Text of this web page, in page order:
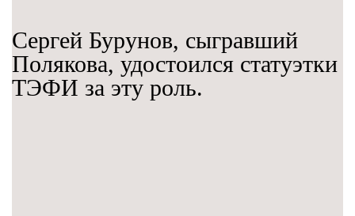
Сергей Бурунов, сыгравший
Полякова, удостоился статуэтки
ТЭФИ за эту роль.